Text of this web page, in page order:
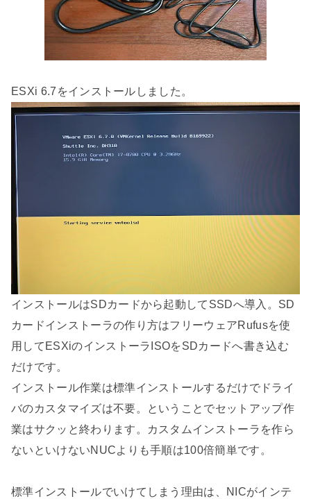
ESXi 6.7をインストールしました。
インストールはSDカードから起動してSSDへ導入。SD
カードインストーラの作り方はフリーウェアRufusを使
用してESXiのインストーラISOをSDカードへ書き込む
だけです。
インストール作業は標準インストールするだけでドライ
バのカスタマイズは不要。ということでセットアップ作
業はサクッと終わります。カスタムインストーラを作ら
ないといけないNUCよりも手順は100倍簡単です。
標準インストールでいけてしまう理由は、NICがインテ